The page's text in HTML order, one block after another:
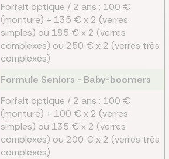
Forfait optique / 2 ans ; 100 €
(monture) + 135 € x 2 (verres
simples) ou 185 € x 2 (verres
complexes) ou 250 € x 2 (verres très
complexes)
Formule Seniors - Baby-boomers
Forfait optique / 2 ans ; 100 €
(monture) + 100 € x 2 (verres
simples) ou 135 € x 2 (verres
complexes) ou 200 € x 2 (verres très
complexes)